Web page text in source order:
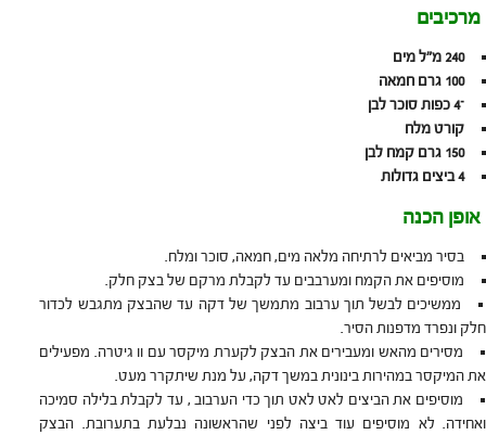
מרכיבים
240מ"ל מים
100 גרם חמאה
ֿ4כפות סוכר לבן
קורט מלח
150 גרם קמח לבן
4ביצים גדולות
אופן הכנה
בסיר מביאים לרתיחה מלאה מים, חמאה, סוכר ומלח.
מוסיפים את הקמח ומערבבים עד לקבלת מרקם של בצק חלק.
ממשיכים לבשל תוך ערבוב מתמשך של דקה עד שהבצק מתגבש לכדור
חלק ונפרד מדפנות הסיר.
מסירים מהאש ומעבירים את הבצק לקערת מיקסר עם וו גיטרה. מפעילים
את המיקסר במהירות בינונית במשך דקה, על מנת שיתקרר מעט.
מוסיפים את הביצים לאט לאט תוך כדי הערבוב , עד לקבלת בלילה סמיכה
ואחידה. לא מוסיפים עוד ביצה לפני שהראשונה נבלעת בתערובת. הבצק